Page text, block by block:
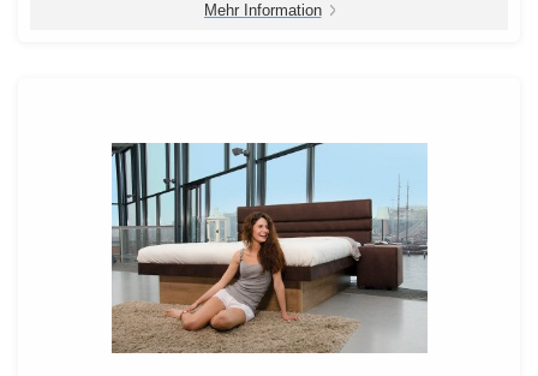
Mehr Information